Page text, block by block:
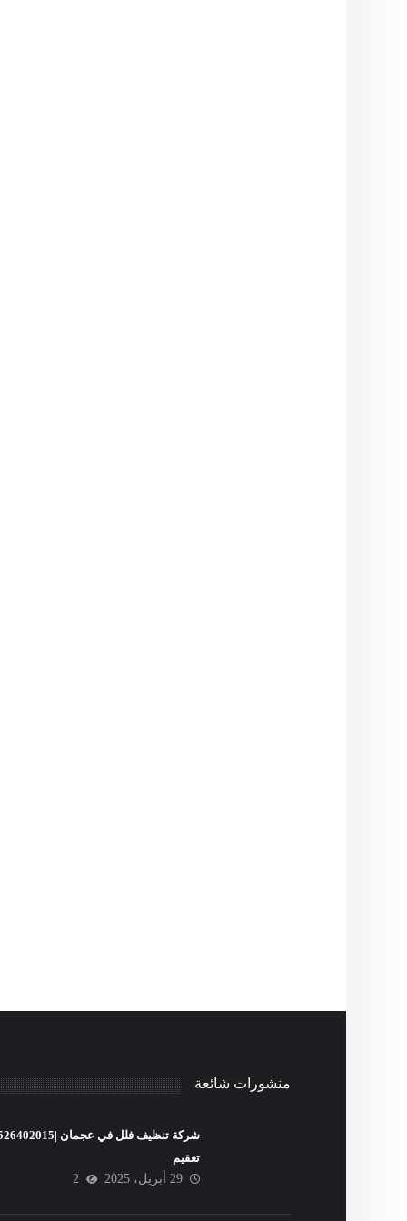
منشورات شائعة
تعقيم
29 أبريل، 2025
2